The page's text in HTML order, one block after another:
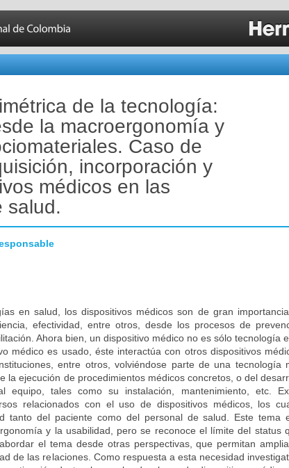
de la tecnología:
la macroergonomía y
Caso de
incorporación y
médicos en las
salud.
en salud, los dispositivos médicos son de gran
efectividad, entre otros, desde los procesos de
Ahora bien, un dispositivo médico no es sólo tecnología
médico es usado, éste interactúa con otros dispositivos
entre otros, volviéndose parte de una tecnología
la ejecución de procedimientos médicos concretos, o del
equipo, tales como su instalación, mantenimiento, etc.
relacionados con el uso de dispositivos médicos, los
tanto del paciente como del personal de salud. Este tema
y la usabilidad, pero se reconoce el límite del status
el tema desde otras perspectivas, que permitan
de las relaciones. Como respuesta a esta necesidad